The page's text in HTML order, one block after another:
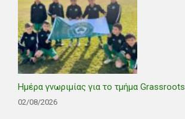
Ημέρα γνωριμίας για το τμήμα Grassroots
02/08/2026